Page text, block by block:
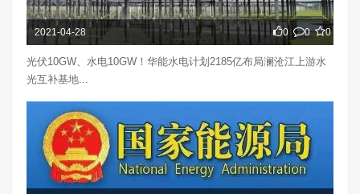
2021-04-28 0 0 0
光伏10GW、水电10GW！华能水电计划2185亿布局澜沧江上游水
光互补基地...